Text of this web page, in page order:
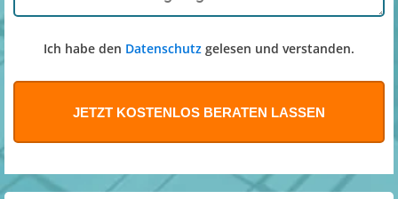
Ich habe den Datenschutz gelesen und verstanden.